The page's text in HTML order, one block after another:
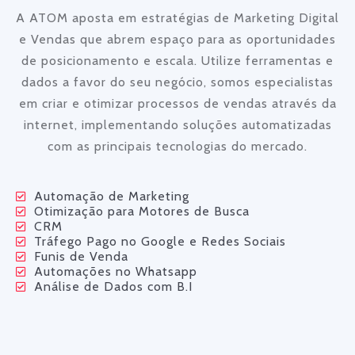
A ATOM aposta em estratégias de Marketing Digital
e Vendas que abrem espaço para as oportunidades
de posicionamento e escala. Utilize ferramentas e
dados a favor do seu negócio, somos especialistas
em criar e otimizar processos de vendas através da
internet, implementando soluções automatizadas
com as principais tecnologias do mercado.
Automação de Marketing
Otimização para Motores de Busca
CRM
Tráfego Pago no Google e Redes Sociais
Funis de Venda
Automações no Whatsapp
Análise de Dados com B.I